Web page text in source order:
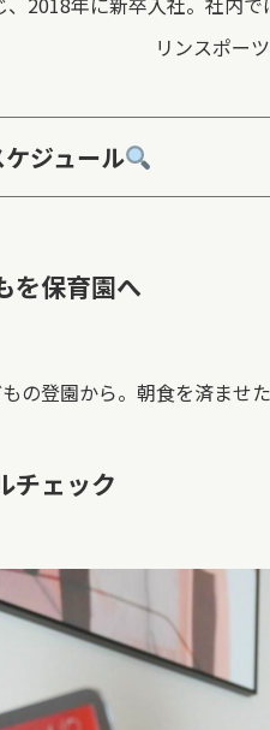
リンスポー
ジュール
を保育園へ
の登園から。朝食を済ませ
チェック